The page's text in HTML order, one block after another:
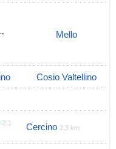
Mello
Cosio Valtellino
2.1
Cercino 2.3 km